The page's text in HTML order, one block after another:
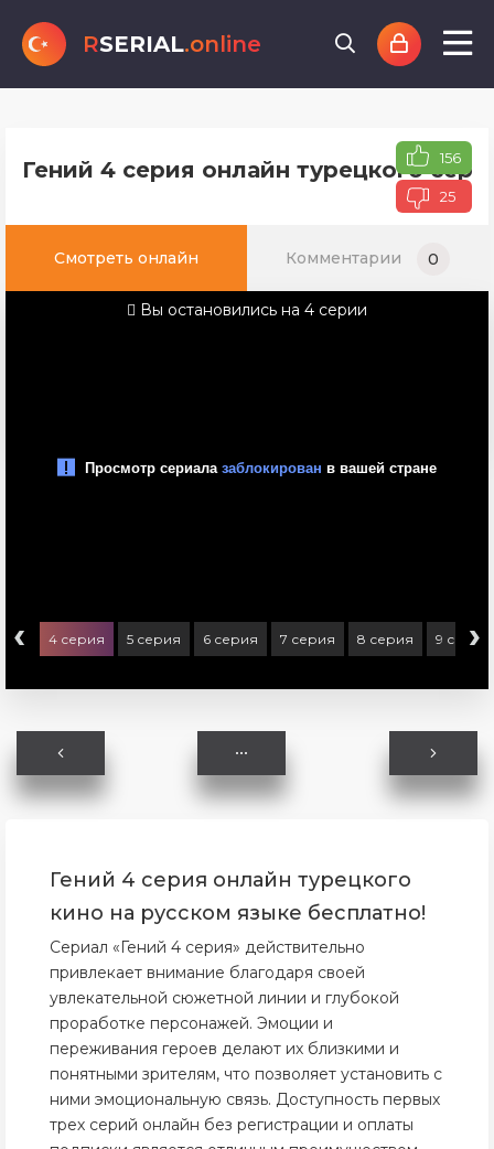
RSERIAL.online
Гений 4 серия онлайн турецкого 156
25
Смотреть онлайн Комментарии 0
Вы остановились на 4 серии
‹ 4 серия 5 серия 6 серия 7 серия 8 серия 9 серия
›
Гений 4 серия онлайн турецкого
кино на русском языке бесплатно!
Сериал «Гений 4 серия» действительно
привлекает внимание благодаря своей
увлекательной сюжетной линии и глубокой
проработке персонажей. Эмоции и
переживания героев делают их близкими и
понятными зрителям, что позволяет установить с
ними эмоциональную связь. Доступность первых
трех серий онлайн без регистрации и оплаты